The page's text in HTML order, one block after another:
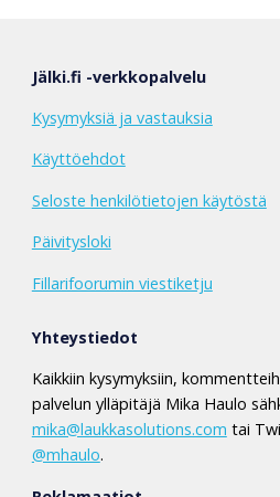
Jälki.fi -verkkopalvelu
Kysymyksiä ja vastauksia
Käyttöehdot
Seloste henkilötietojen käytöstä
Päivitysloki
Fillarifoorumin viestiketju
Yhteystiedot
Kaikkiin kysymyksiin,
palvelun ylläpitäjä Mika Haulo
mika@laukkasolutions.com tai
@mhaulo.